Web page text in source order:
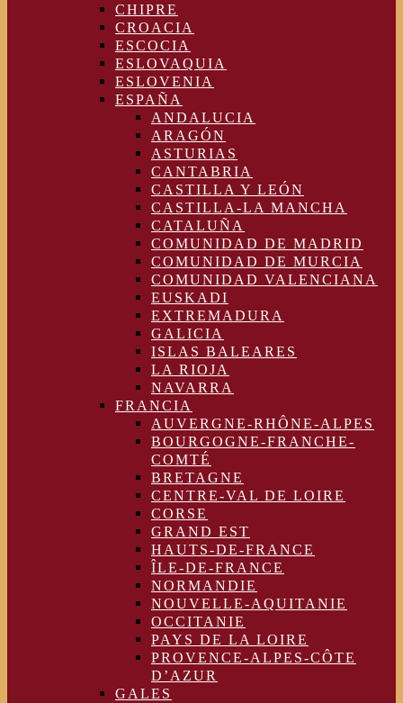
CHIPRE
CROACIA
ESCOCIA
ESLOVAQUIA
ESLOVENIA
ESPAÑA
ANDALUCIA
ARAGÓN
ASTURIAS
CANTABRIA
CASTILLA Y LEÓN
CASTILLA-LA MANCHA
CATALUÑA
COMUNIDAD DE MADRID
COMUNIDAD DE MURCIA
COMUNIDAD VALENCIANA
EUSKADI
EXTREMADURA
GALICIA
ISLAS BALEARES
LA RIOJA
NAVARRA
FRANCIA
AUVERGNE-RHÔNE-ALPES
BOURGOGNE-FRANCHE-
COMTÉ
BRETAGNE
CENTRE-VAL DE LOIRE
CORSE
GRAND EST
HAUTS-DE-FRANCE
ÎLE-DE-FRANCE
NORMANDIE
NOUVELLE-AQUITANIE
OCCITANIE
PAYS DE LA LOIRE
PROVENCE-ALPES-CÔTE
D’AZUR
GALES